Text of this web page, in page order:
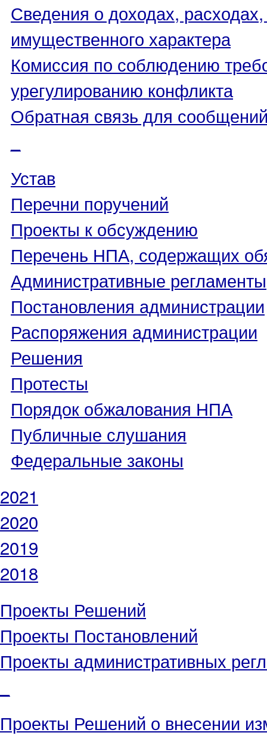
Сведения о доходах,
имущественного характера
Комиссия по соблюдению
урегулированию конфликта
Обратная связь для
Устав
Перечни поручений
Проекты к обсуждению
Перечень НПА, содержащих
Административные регламенты
Постановления администрации
Распоряжения администрации
Решения
Протесты
Порядок обжалования НПА
Публичные слушания
Федеральные законы
2021
2020
2019
2018
Проекты Решений
Проекты Постановлений
Проекты административных
Проекты Решений о внесении